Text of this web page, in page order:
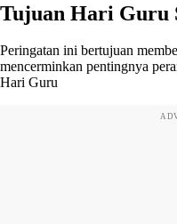
Tujuan Hari Guru
Peringatan ini bertujuan
mencerminkan pentingnya
Hari Guru